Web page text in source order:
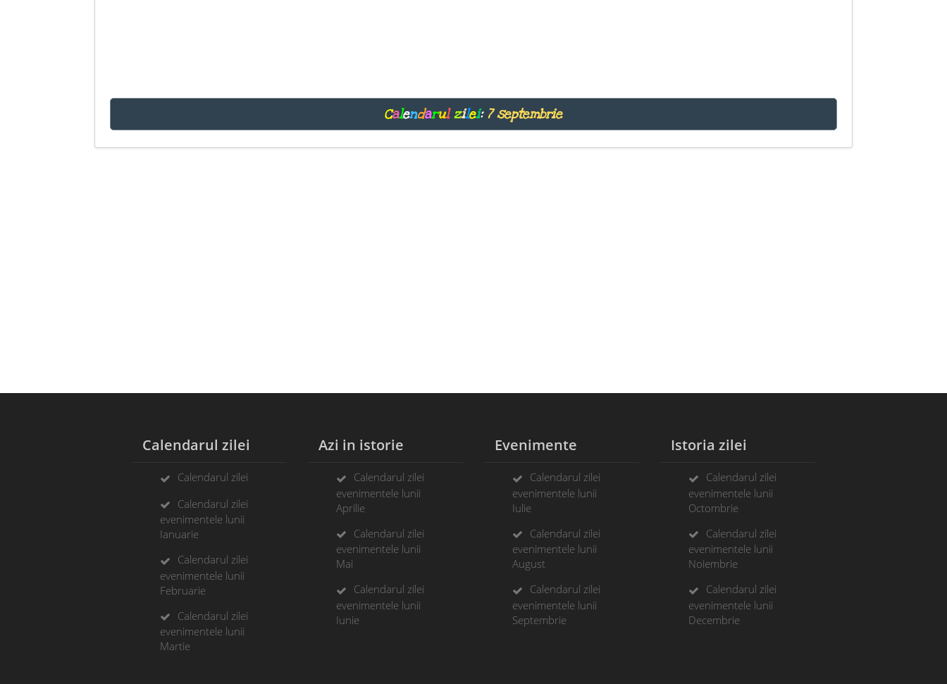
Calendarul zilei: 7 septembrie
Calendarul zilei
Calendarul zilei
Calendarul zilei
evenimentele lunii
Ianuarie
Calendarul zilei
evenimentele lunii
Februarie
Calendarul zilei
evenimentele lunii
Martie
Azi in istorie
Calendarul zilei
evenimentele lunii
Aprilie
Calendarul zilei
evenimentele lunii
Mai
Calendarul zilei
evenimentele lunii
Iunie
Evenimente
Calendarul zilei
evenimentele lunii
Iulie
Calendarul zilei
evenimentele lunii
August
Calendarul zilei
evenimentele lunii
Septembrie
Istoria zilei
Calendarul zilei
evenimentele lunii
Octombrie
Calendarul zilei
evenimentele lunii
Noiembrie
Calendarul zilei
evenimentele lunii
Decembrie